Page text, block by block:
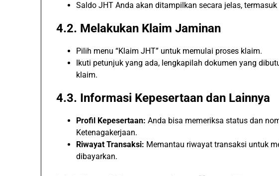
Saldo JHT Anda akan ditampilkan secara jelas,
4.2. Melakukan Klaim Jaminan
Pilih menu “Klaim JHT” untuk memulai proses klaim.
Ikuti petunjuk yang ada, lengkapilah dokumen yang
klaim.
4.3. Informasi Kepesertaan dan Lainnya
Profil Kepesertaan: Anda bisa memeriksa status dan
Ketenagakerjaan.
Riwayat Transaksi: Memantau riwayat transaksi untuk
dibayarkan.